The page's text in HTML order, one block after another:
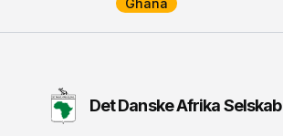
Ghana
Det Danske Afrika Selskab